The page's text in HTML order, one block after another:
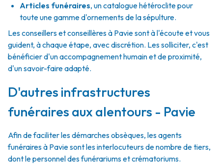
Articles funéraires, un catalogue hétéroclite pour
toute une gamme d'ornements de la sépulture.
Les conseillers et conseillères à Pavie sont à l'écoute et vous
guident, à chaque étape, avec discrétion. Les solliciter, c'est
bénéficier d'un accompagnement humain et de proximité,
d'un savoir-faire adapté.
D'autres infrastructures
funéraires aux alentours - Pavie
Afin de faciliter les démarches obsèques, les agents
funéraires à Pavie sont les interlocuteurs de nombre de tiers,
dont le personnel des funérariums et crématoriums.